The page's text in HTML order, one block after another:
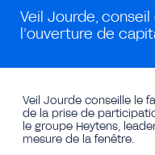
Veil Jourde,
l’ouverture de
Veil Jourde conseille le
de la prise de
le groupe Heytens,
mesure de la fenêtre.